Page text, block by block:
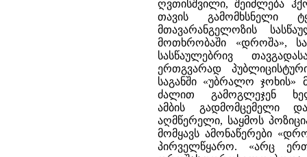
ღვთისშვილი, შეიძლება
თავის გამომხსნელი
მთავარანგელოზის
მოთხრობაში «დროშა»,
სასწაულებრივ
ერთგვარად
საგანში «უბრალო
ძალით გამოგლეჯენ
ამბის გადმომცემელი
აღმწერელი, საყმოს
მომყავს ამონაწერები
პირველწყარო. «არც